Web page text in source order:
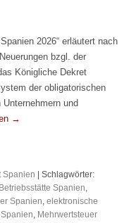
2026“ erläutert nach
bzgl. der
Königliche Dekret
der obligatorischen
und
→
Spanien | Schlagwörter:
Betriebsstätte Spanien,
Spanien, elektronische
Spanien, Mehrwertsteuer